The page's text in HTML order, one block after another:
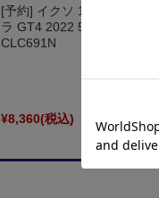
[予約] イクソ 1/43 トヨタ
ラ GT4 2022 50エディショ
CLC691N
¥8,360(税込)